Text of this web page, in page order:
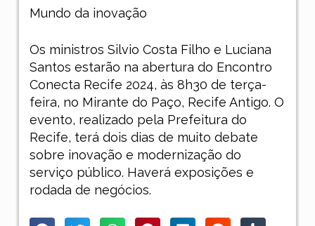
Mundo da inovação
Os ministros Silvio Costa Filho e Luciana
Santos estarão na abertura do Encontro
Conecta Recife 2024, às 8h30 de terça-
feira, no Mirante do Paço, Recife Antigo. O
evento, realizado pela Prefeitura do
Recife, terá dois dias de muito debate
sobre inovação e modernização do
serviço público. Haverá exposições e
rodada de negócios.